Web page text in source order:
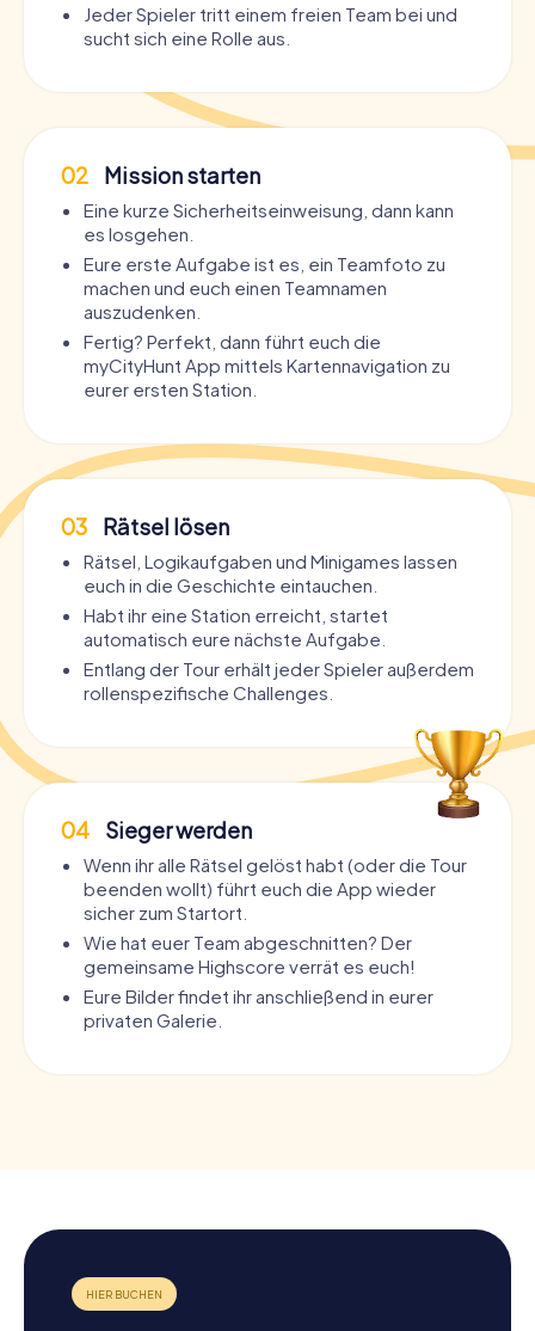
Jeder Spieler tritt einem freien Team bei und
sucht sich eine Rolle aus.
02 Mission starten
Eine kurze Sicherheitseinweisung, dann kann
es losgehen.
Eure erste Aufgabe ist es, ein Teamfoto zu
machen und euch einen Teamnamen
auszudenken.
Fertig? Perfekt, dann führt euch die
myCityHunt App mittels Kartennavigation zu
eurer ersten Station.
03 Rätsel lösen
Rätsel, Logikaufgaben und Minigames lassen
euch in die Geschichte eintauchen.
Habt ihr eine Station erreicht, startet
automatisch eure nächste Aufgabe.
Entlang der Tour erhält jeder Spieler außerdem
rollenspezifische Challenges.
04 Sieger werden
Wenn ihr alle Rätsel gelöst habt (oder die Tour
beenden wollt) führt euch die App wieder
sicher zum Startort.
Wie hat euer Team abgeschnitten? Der
gemeinsame Highscore verrät es euch!
Eure Bilder findet ihr anschließend in eurer
privaten Galerie.